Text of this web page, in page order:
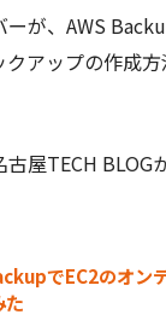
ーが、AWS
アップの作成
屋TECH BLOG
でEC2のオン
た